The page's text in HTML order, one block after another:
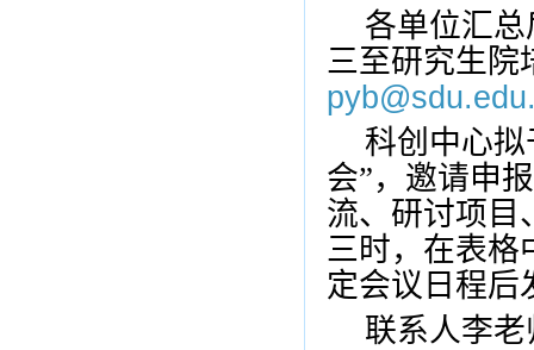
各单位汇
三至研究生院
科创中心拟
会”，邀请申
流、研讨项目
三时，在表格
定会议日程后
联系人李老